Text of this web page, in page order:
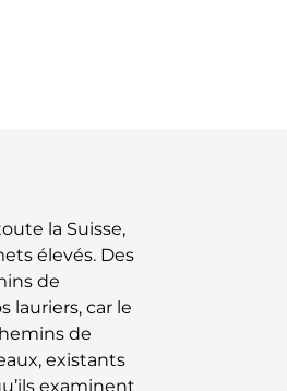
la Suisse,
élevés. Des
de
lauriers, car le
de
existants
examinent